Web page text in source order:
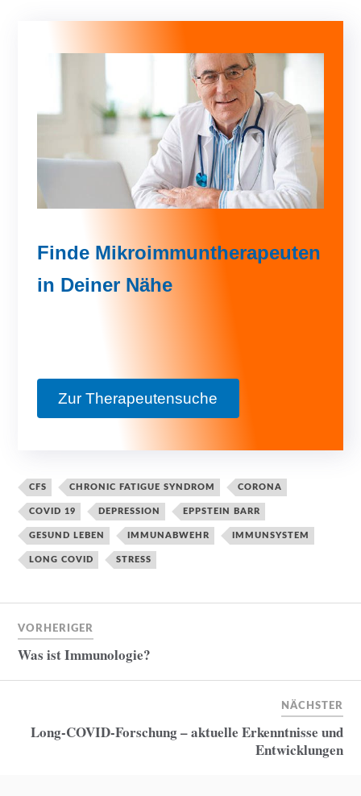
Finde Mikroimmuntherapeuten
in Deiner Nähe
Zur Therapeutensuche
CFS CHRONIC FATIGUE SYNDROM CORONA
COVID 19 DEPRESSION EPPSTEIN BARR
GESUND LEBEN IMMUNABWEHR IMMUNSYSTEM
LONG COVID STRESS
VORHERIGER
Was ist Immunologie?
NÄCHSTER
Long-COVID-Forschung – aktuelle Erkenntnisse und
Entwicklungen